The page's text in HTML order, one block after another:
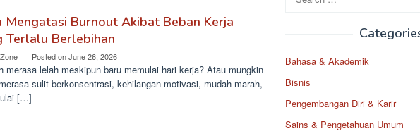
Mengatasi Burnout Akibat Beban Kerja
Terlalu Berlebihan
Posted onJune 26, 2026
merasa lelah meskipun baru memulai hari kerja? Atau mungkin
sulit berkonsentrasi, kehilangan motivasi, mudah marah,
[…]
for:
Bahasa & Akademik
Bisnis
Pengembangan Diri & Karir
Sains & Pengetahuan Umum